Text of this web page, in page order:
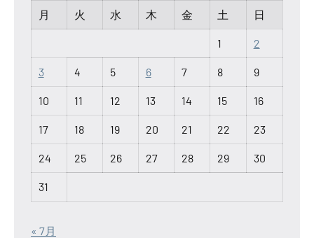
月
火 水 木 金 土 日
1 2
3 4 5 6 7 8 9
10 11 12 13 14 15 16
17 18 19 20 21 22 23
24 25 26 27 28 29 30
31
« 7月